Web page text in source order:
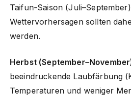
Taifun-Saison
Wettervorhersagen sollten
werden.
Herbst
beeindruckende Laubfärbung
Temperaturen und weniger